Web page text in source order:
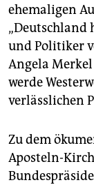
unterstützen
abo
genossenschaft
epaper login
ehemaligen
„Deutschland
und Politiker
Angela
werde
verlässlichen
Zu dem
Aposteln-